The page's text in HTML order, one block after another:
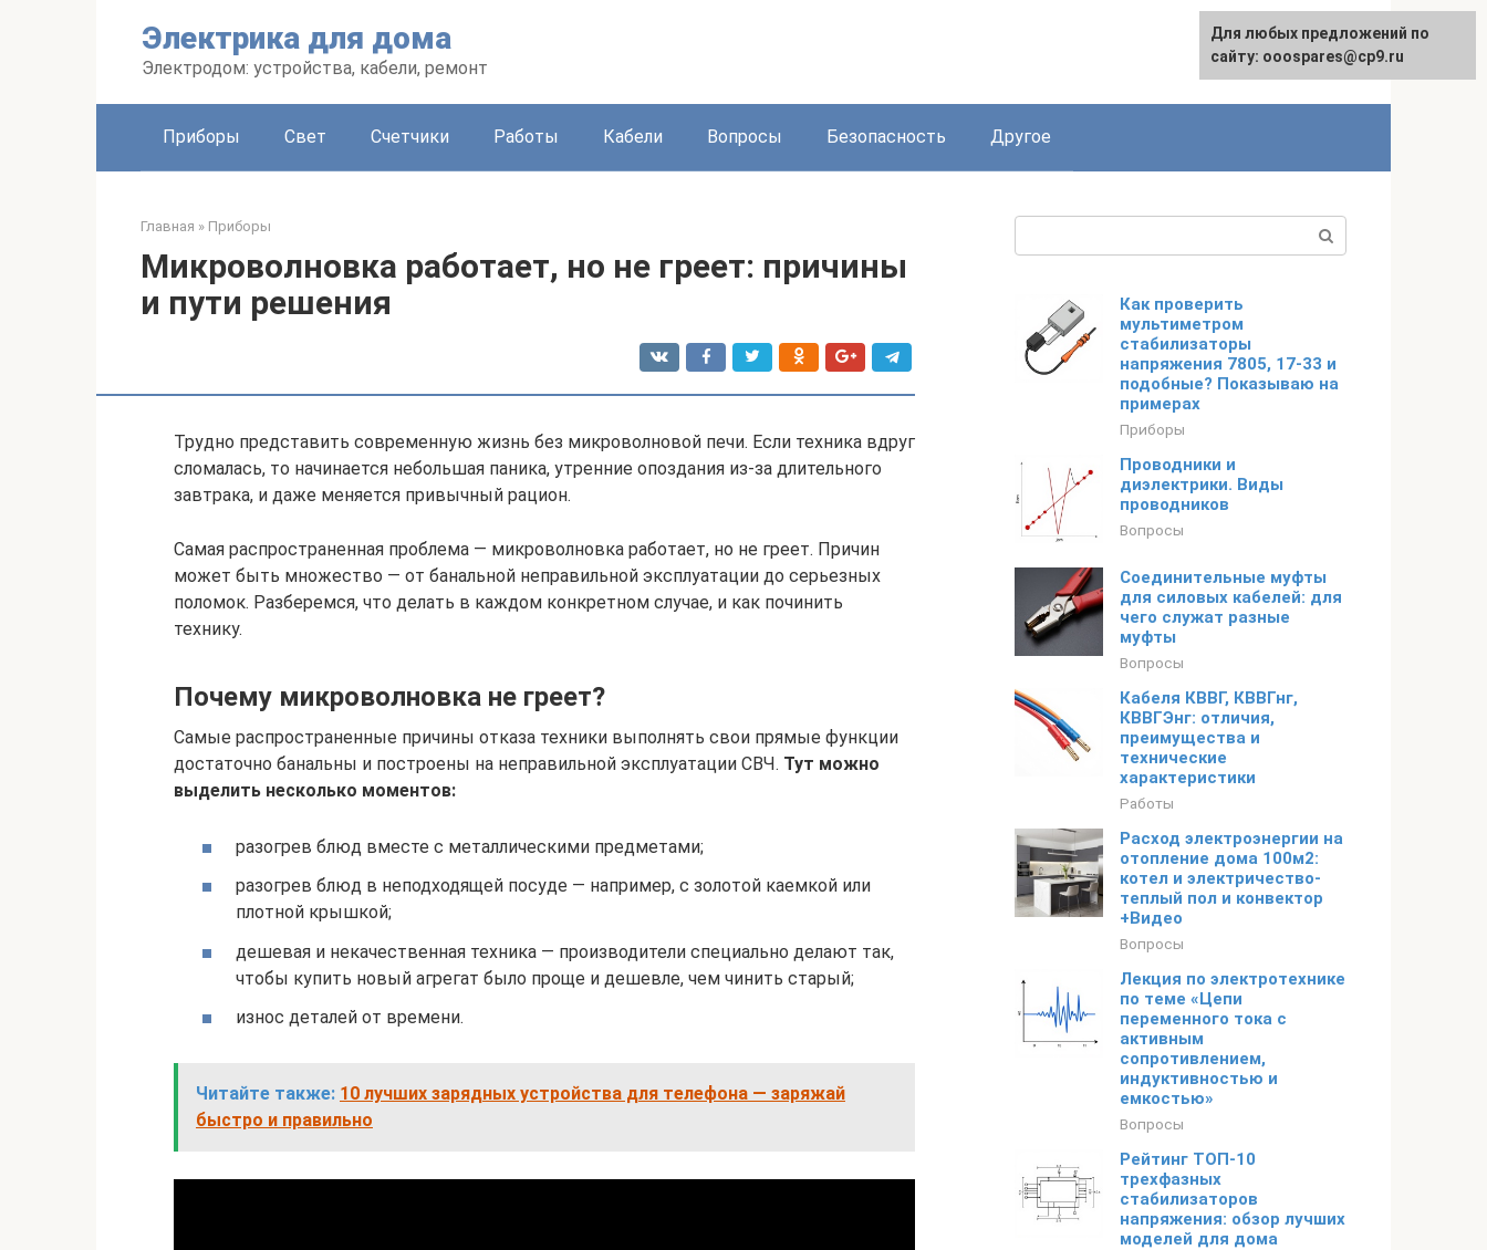
Электрика для дома
Электродом: устройства, кабели, ремонт
English
Приборы Свет Счетчики Работы Кабели Вопросы Безопасность Другое
Главная » Приборы
Микроволновка работает, но не греет: причины
и пути решения
Трудно представить современную жизнь без микроволновой печи. Если техника вдруг
сломалась, то начинается небольшая паника, утренние опоздания из-за длительного
завтрака, и даже меняется привычный рацион.
Самая распространенная проблема — микроволновка работает, но не греет. Причин
может быть множество — от банальной неправильной эксплуатации до серьезных
поломок. Разберемся, что делать в каждом конкретном случае, и как починить
технику.
Почему микроволновка не греет?
Самые распространенные причины отказа техники выполнять свои прямые функции
достаточно банальны и построены на неправильной эксплуатации СВЧ. Тут можно
выделить несколько моментов:
разогрев блюд вместе с металлическими предметами;
разогрев блюд в неподходящей посуде — например, с золотой каемкой или
плотной крышкой;
дешевая и некачественная техника — производители специально делают так,
чтобы купить новый агрегат было проще и дешевле, чем чинить старый;
износ деталей от времени.
Читайте также: 10 лучших зарядных устройства для телефона — заряжай
быстро и правильно
Как проверить
мультиметром
стабилизаторы
напряжения 7805, 17-33 и
подобные? Показываю на
примерах
Приборы
Проводники и
диэлектрики. Виды
проводников
Вопросы
Соединительные муфты
для силовых кабелей: для
чего служат разные
муфты
Вопросы
Кабеля КВВГ, КВВГнг,
КВВГЭнг: отличия,
преимущества и
технические
характеристики
Работы
Расход электроэнергии на
отопление дома 100м2:
котел и электричество-
теплый пол и конвектор
+Видео
Вопросы
Лекция по электротехнике
по теме «Цепи
переменного тока с
активным
сопротивлением,
индуктивностью и
емкостью»
Вопросы
Рейтинг ТОП-10
трехфазных
стабилизаторов
напряжения: обзор лучших
моделей для дома
Для любых предложений по
сайту: ooospares@cp9.ru